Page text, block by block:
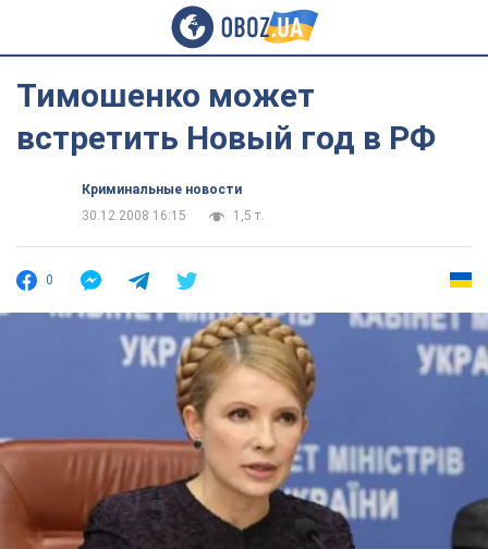
Тимошенко может
встретить Новый год в РФ
Криминальные новости
30.12.2008 16:15
1,5 т.
0